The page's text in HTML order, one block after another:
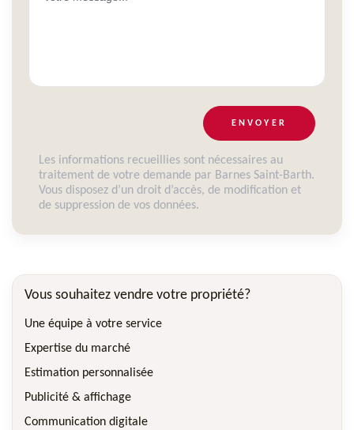
ENVOYER
Les informations recueillies sont nécessaires au
traitement de votre demande par Barnes Saint-Barth.
Vous disposez d’un droit d’accès, de modification et
de suppression de vos données.
Vous souhaitez vendre votre propriété?
Une équipe à votre service
Expertise du marché
Estimation personnalisée
Publicité & affichage
Communication digitale